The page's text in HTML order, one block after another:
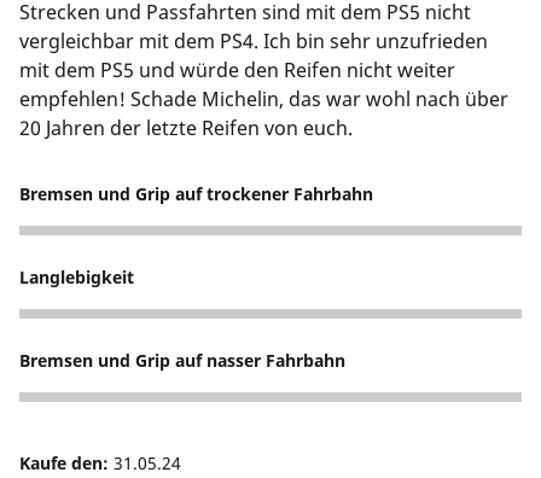
Strecken und Passfahrten sind mit dem PS5 nicht
vergleichbar mit dem PS4. Ich bin sehr unzufrieden
mit dem PS5 und würde den Reifen nicht weiter
empfehlen! Schade Michelin, das war wohl nach über
20 Jahren der letzte Reifen von euch.
Bremsen und Grip auf trockener Fahrbahn
2
Langlebigkeit
2
Bremsen und Grip auf nasser Fahrbahn
2
Kaufe den: 31.05.24